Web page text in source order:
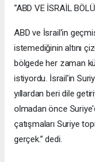
“ABD VE İSRAİL
ABD ve İsrail'in
istemediğinin altını
bölgede her zaman
istiyordu. İsrail'in
yıllardan beri dile
olmadan önce
çatışmaları Suriye
gerçek.” dedi.